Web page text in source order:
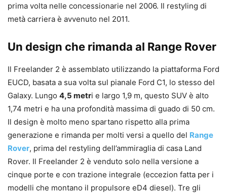
prima volta nelle concessionarie nel 2006. Il restyling di
metà carriera è avvenuto nel 2011.
Un design che rimanda al Range Rover
Il Freelander 2 è assemblato utilizzando la piattaforma Ford
EUCD, basata a sua volta sul pianale Ford C1, lo stesso del
Galaxy. Lungo 4,5 metri e largo 1,9 m, questo SUV è alto
1,74 metri e ha una profondità massima di guado di 50 cm.
Il design è molto meno spartano rispetto alla prima
generazione e rimanda per molti versi a quello del Range
Rover, prima del restyling dell’ammiraglia di casa Land
Rover. Il Freelander 2 è venduto solo nella versione a
cinque porte e con trazione integrale (eccezion fatta per i
modelli che montano il propulsore eD4 diesel). Tre gli